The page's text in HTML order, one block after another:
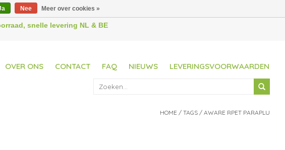
snelle levering NL & BE
OVER ONS CONTACT FAQ NIEUWS LEVERINGSVOORWAARDEN
HOME / TAGS / AWARE RPET PARAPLU
Nee Meer over cookies »